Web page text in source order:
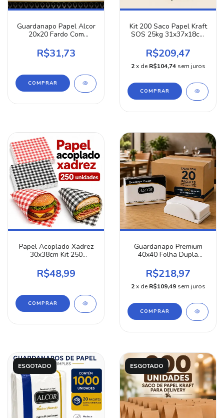
Guardanapo Papel Alcor
20x20 Fardo Com
Restaurante Lanchonete
E Eventos Branco Alta
R$31,73
Kit 200 Saco Papel Kraft
SOS 25kg 31x37x18cm
Reforçado Ideal Para
Combos Grandes Ifood
Hamburgueria
R$209,47
2 x de R$104,74 sem juros
Papel Acoplado Xadrez
30x38cm Kit 250
De Hambúrguer Lanches
Salgados Térmico Anti-
R$48,99
COMPRAR
Guardanapo Premium
40x40 Folha Dupla
Ideal Buffet Festas
Restaurante Eventos
Macio Luxo 20x50un
R$218,97
2 x de R$109,49 sem juros
ESGOTADO ESGOTADO